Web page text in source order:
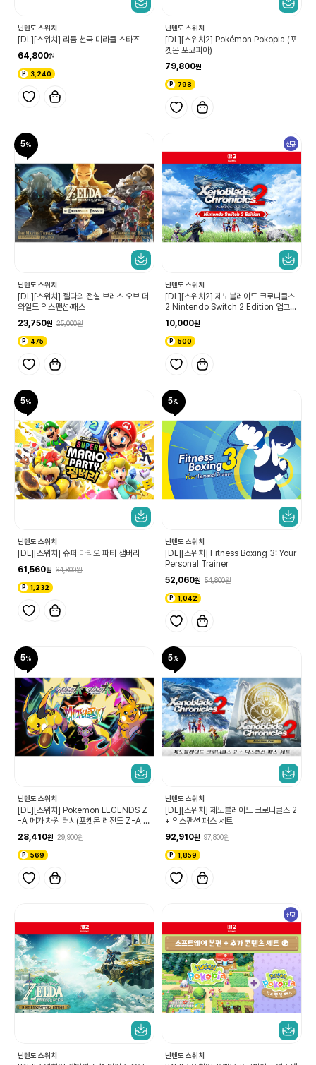
닌텐도 스위치
[DL][스위치] 리듬 천국 미라클 스타즈
64,800
3,240
닌텐도 스위치
[DL][스위치2] Pokémon Pokopia (포
켓몬 포코피아)
79,800
798
5
닌텐도 스위치
[DL][스위치] 젤다의 전설 브레스 오브 더
와일드 익스팬션·패스
23,750
25,000
475
신규
닌텐도 스위치
[DL][스위치2] 제노블레이드 크로니클스
2 Nintendo Switch 2 Edition 업그레
10,000
500
5
닌텐도 스위치
[DL][스위치] 슈퍼 마리오 파티 잼버리
61,560
64,800
1,232
5
닌텐도 스위치
[DL][스위치] Fitness Boxing 3: Your
Personal Trainer
52,060
54,800
1,042
5
닌텐도 스위치
[DL][스위치] Pokemon LEGENDS Z
-A 메가 차원 러시(포켓몬 레전드 Z-A 메
28,410 29,900
569
5
닌텐도 스위치
[DL][스위치] 제노블레이드 크로니클스 2
+ 익스팬션 패스 세트
92,910
97,800
1,859
닌텐도 스위치
신규
닌텐도 스위치